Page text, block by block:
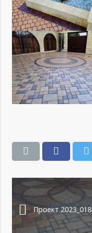
Проект 2023_018